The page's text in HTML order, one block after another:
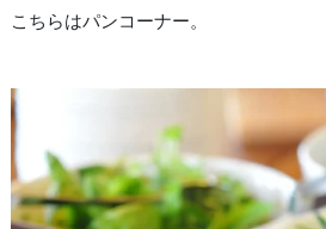
こちらはパンコーナー。